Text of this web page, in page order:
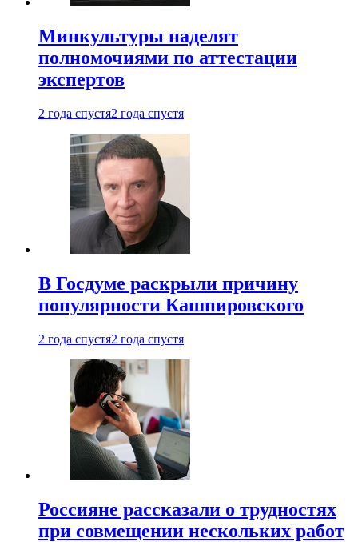
Минкультуры наделят
полномочиями по аттестации
экспертов
2 года спустя2 года спустя
В Госдуме раскрыли причину
популярности Кашпировского
2 года спустя2 года спустя
Россияне рассказали о трудностях
при совмещении нескольких работ